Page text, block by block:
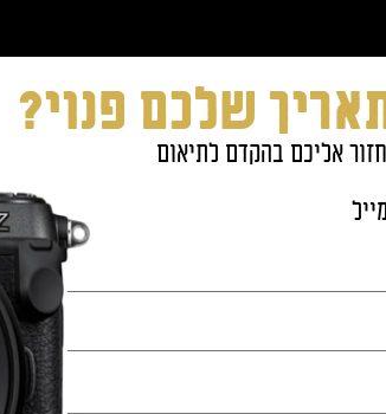
שלכם פנוי?
אליכם בהקדם לתיאום
מייל